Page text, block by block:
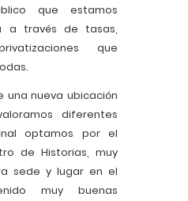
que estamos
a través de tasas,
que
una nueva ubicación
diferentes
optamos por el
de Historias, muy
sede y lugar en el
muy buenas